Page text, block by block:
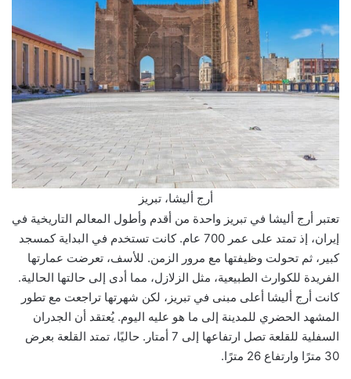
أرج أليشا، تبريز
تعتبر أرج أليشا في تبريز واحدة من أقدم وأطول المعالم التاريخية في
إيران، إذ تمتد على عمر 700 عام. كانت تستخدم في البداية كمسجد
كبير، ثم تحولت وظيفتها مع مرور الزمن. للأسف، تعرضت عمارتها
الفريدة للكوارث الطبيعية، مثل الزلازل، مما أدى إلى حالتها الحالية.
كانت أرج أليشا أعلى مبنى في تبريز، لكن شهرتها تراجعت مع تطور
المشهد الحضري للمدينة إلى ما هو عليه اليوم. يُعتقد أن الجدران
السفلية للقلعة تصل ارتفاعها إلى 7 أمتار. حاليًا، تمتد القلعة بعرض
30 مترًا وارتفاع 26 مترًا.